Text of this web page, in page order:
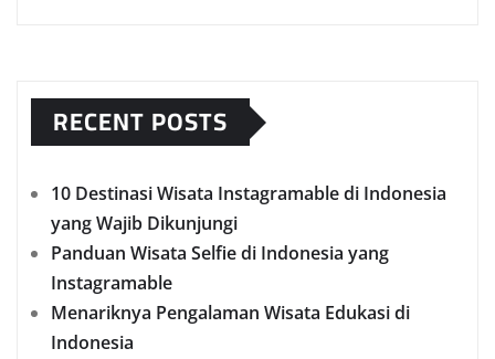
RECENT POSTS
10 Destinasi Wisata Instagramable di Indonesia
yang Wajib Dikunjungi
Panduan Wisata Selfie di Indonesia yang
Instagramable
Menariknya Pengalaman Wisata Edukasi di
Indonesia